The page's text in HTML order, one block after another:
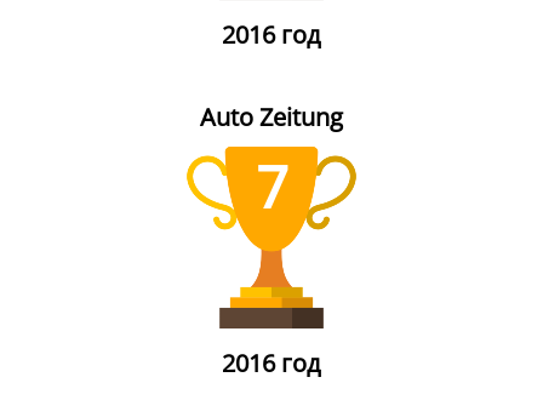
2016 год
Auto Zeitung
7
2016 год